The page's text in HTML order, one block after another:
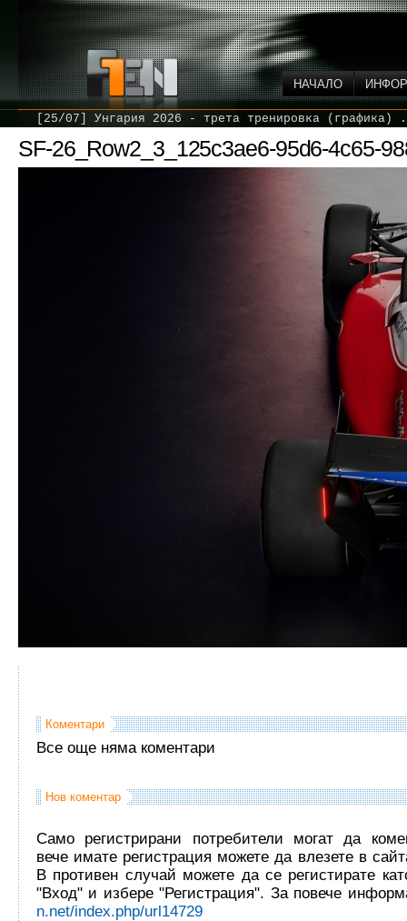
НАЧАЛО
[25/07] Унгария 2026 - трета тренировка
SF-26_Row2_3_125c3ae6-95d6-4c65-
Коментари
Все още няма коментари
Нов коментар
Само регистрирани потребители могат да
вече имате регистрация можете да влезете в
В противен случай можете да се регистирате
"Вход" и избере "Регистрация". За повече
n.net/index.php/url14729